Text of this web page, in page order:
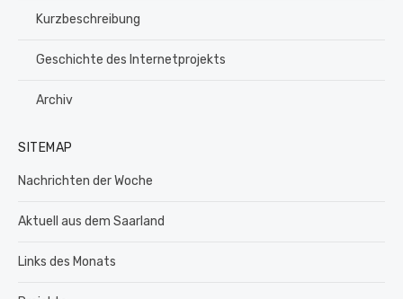
Kurzbeschreibung
Geschichte des Internetprojekts
Archiv
SITEMAP
Nachrichten der Woche
Aktuell aus dem Saarland
Links des Monats